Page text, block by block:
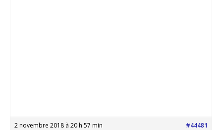
2 novembre 2018 à 20 h 57 min #44481